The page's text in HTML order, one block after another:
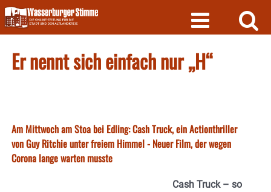
Skip
to
content
Er nennt sich einfach nur „H“
Am Mittwoch am Stoa bei Edling: Cash Truck, ein Actionthriller
von Guy Ritchie unter freiem Himmel - Neuer Film, der wegen
Corona lange warten musste
Cash Truck – so